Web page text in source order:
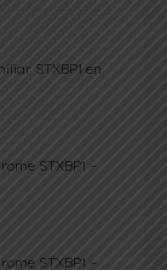
STXBP1 en
STXBP1 –
STXBP1 –